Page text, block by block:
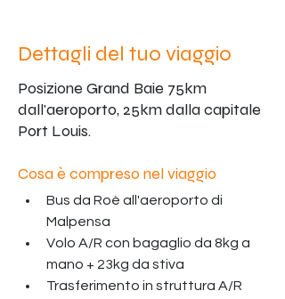
Dettagli del tuo viaggio
Posizione Grand Baie 75km
dall'aeroporto, 25km dalla capitale
Port Louis.
Cosa è compreso nel viaggio
Bus da Roè all'aeroporto di
Malpensa
Volo A/R con bagaglio da 8kg a
mano + 23kg da stiva
Trasferimento in struttura A/R